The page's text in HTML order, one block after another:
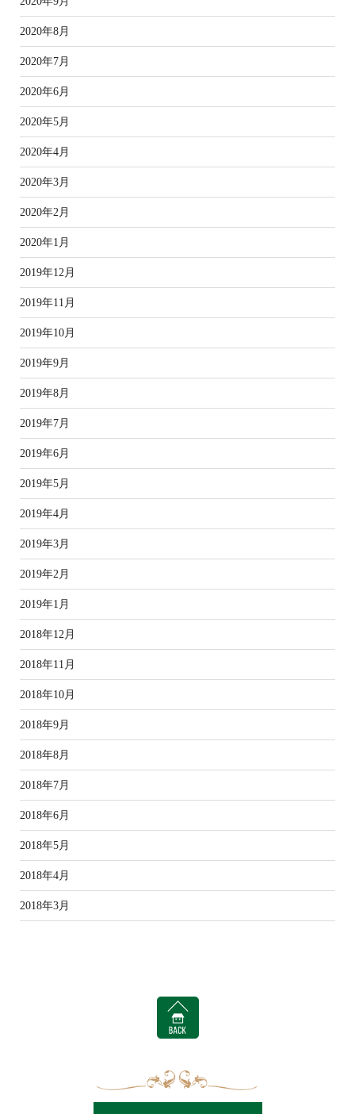
2020年8月
2020年7月
2020年6月
2020年5月
2020年4月
2020年3月
2020年2月
2020年1月
2019年12月
2019年11月
2019年10月
2019年9月
2019年8月
2019年7月
2019年6月
2019年5月
2019年4月
2019年3月
2019年2月
2019年1月
2018年12月
2018年11月
2018年10月
2018年9月
2018年8月
2018年7月
2018年6月
2018年5月
2018年4月
2018年3月